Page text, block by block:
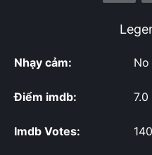
Nhạy cảm: No
Điểm imdb: 7.0
Imdb Votes: